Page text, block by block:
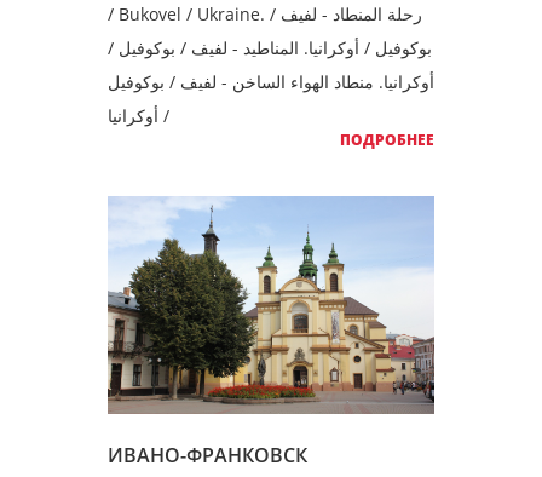
/ Bukovel / Ukraine. رحلة المنطاد - لفيف /
بوكوفيل / أوكرانيا. المناطيد - لفيف / بوكوفيل /
أوكرانيا. منطاد الهواء الساخن - لفيف / بوكوفيل
/ أوكرانيا
ПОДРОБНЕЕ
ИВАНО-ФРАНКОВСК